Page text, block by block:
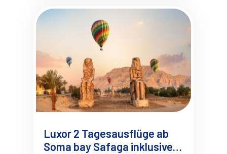
Luxor 2 Tagesausflüge ab
Soma bay Safaga inklusive